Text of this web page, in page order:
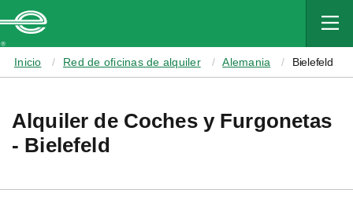
CONTENT
Inicio Red de oficinas de alquiler Alemania Bielefeld
Alquiler de Coches y Furgonetas
- Bielefeld